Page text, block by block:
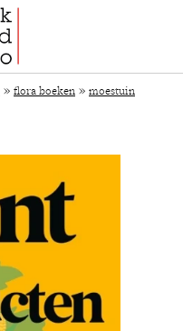
» flora boeken » moestuin